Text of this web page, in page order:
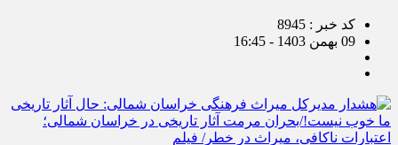
کد خبر : 8945
09 بهمن 1403 - 16:45